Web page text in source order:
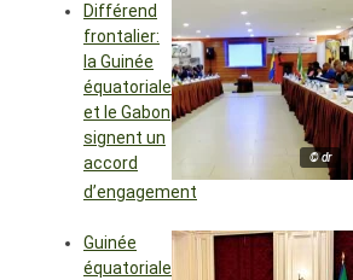
© dr
Différend
frontalier:
la Guinée
équatoriale
et le Gabon
signent un
accord
d’engagement
Guinée
équatoriale